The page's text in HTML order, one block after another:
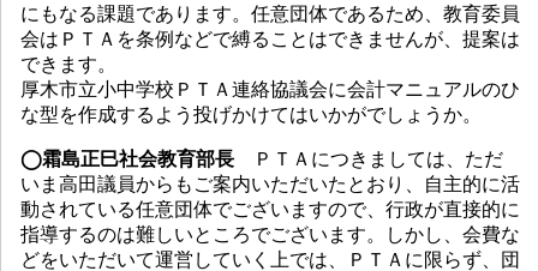
にもなる課題であります。任意団体であるため、教育委員
会はＰＴＡを条例などで縛ることはできませんが、提案は
できます。
厚木市立小中学校ＰＴＡ連絡協議会に会計マニュアルのひ
な型を作成するよう投げかけてはいかがでしょうか。
◯霜島正巳社会教育部長 ＰＴＡにつきましては、ただ
いま高田議員からもご案内いただいたとおり、自主的に活
動されている任意団体でございますので、行政が直接的に
指導するのは難しいところでございます。しかし、会費な
どをいただいて運営していく上では、ＰＴＡに限らず、団